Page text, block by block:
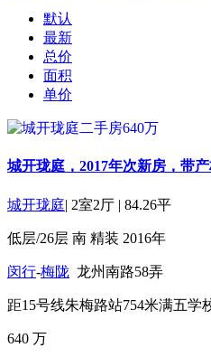
默认
最新
总价
面积
单价
城开珑庭，2017年次新房，带
城开珑庭| 2室2厅 | 84.26平
低层/26层 南 精装 2016年
闵行-梅陇 龙州南路58弄
距15号线朱梅路站754米满五学
640 万